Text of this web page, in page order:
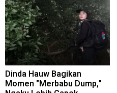
Dinda Hauw Bagikan
Momen "Merbabu Dump,"